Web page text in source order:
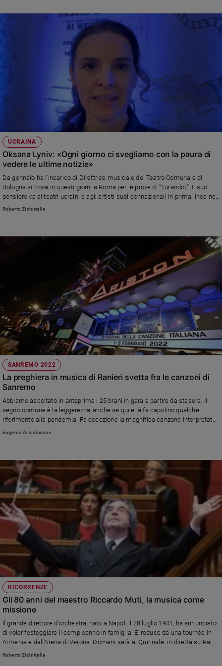
Redazione
Social
UCRAINA
Oksana Lyniv: «Ogni giorno ci svegliamo con la paura di
vedere le ultime notizie»
Da gennaio ha l’incarico di Direttrice musicale del Teatro Comunale di
Bologna si trova in questi giorni a Roma per le prove di “Turandot”. Il suo
pensiero va ai teatri ucraini e agli artisti suoi connazionali in prima linea nel
difendere il Paese
Roberto Zichittella
SANREMO 2022
La preghiera in musica di Ranieri svetta fra le canzoni di
Sanremo
Abbiamo ascoltato in anteprima i 25 brani in gara a partire da stasera. Il
segno comune è la leggerezza, anche se qui e là fa capolino qualche
riferimento alla pandemia. Fa eccezione la magnifica canzone interpretata
da Massimo Ranieri e dedicata ai migranti di ogni tempo. Ecco le nostre
Eugenio Arcidiacono
RICORRENZE
Gli 80 anni del maestro Riccardo Muti, la musica come
missione
Il grande direttore d'orchestra, nato a Napoli il 28 luglio 1941, ha annunciato
di voler festeggiare il compleanno in famiglia. E' reduce da una tournée in
Armenia e dall'Arena di Verona. Domani sarà al Quirinale: in diretta su Rai 1,
alle 20.30 per il G20 della cultura, la "Sinfonia dal nuovo mondo di Dvorak".
Roberto Zichittella